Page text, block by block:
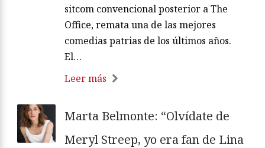
sitcom convencional posterior a The
Office, remata una de las mejores
comedias patrias de los últimos años.
El…
Leer más
Marta Belmonte: “Olvídate de
Meryl Streep, yo era fan de Lina